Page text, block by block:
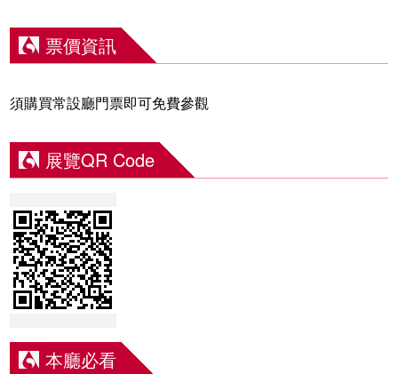
票價資訊
須購買常設廳門票即可免費參觀
展覽QR Code
本廳必看